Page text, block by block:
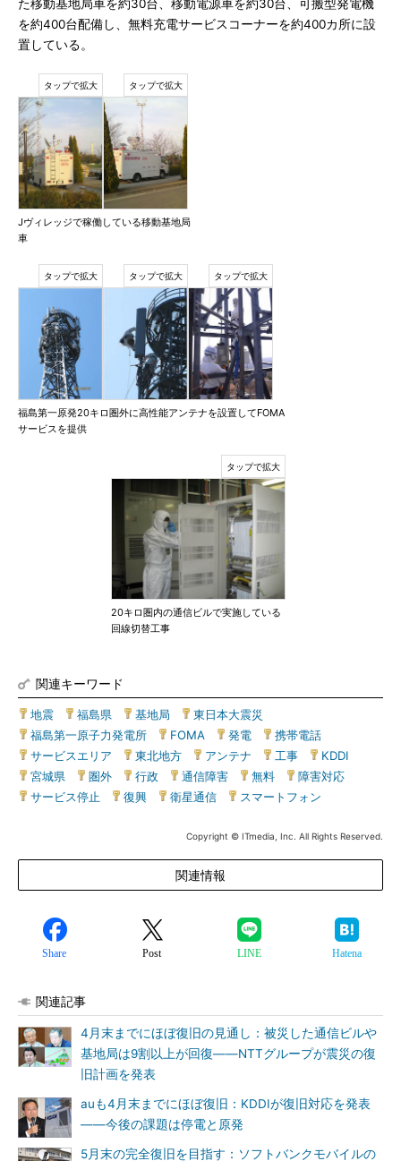
た移動基地局車を約30台、移動電源車を約30台、可搬型発電機
を約400台配備し、無料充電サービスコーナーを約400カ所に設
置している。
Jヴィレッジで稼働している移動基地局
車
福島第一原発20キロ圏外に高性能アンテナを設置してFOMA
サービスを提供
20キロ圏内の通信ビルで実施している
回線切替工事
関連キーワード
地震 福島県 基地局 東日本大震災
福島第一原子力発電所
FOMA 発電 携帯電話
サービスエリア
東北地方 アンテナ 工事 KDDI
宮城県
圏外 行政 通信障害 無料 障害対応
サービス停止
復興 衛星通信 スマートフォン
Copyright © ITmedia, Inc. All Rights Reserved.
関連情報
Share Post LINE Hatena
関連記事
4月末までにほぼ復旧の見通し：被災した通信ビルや
基地局は9割以上が回復――NTTグループが震災の復
旧計画を発表
auも4月末までにほぼ復旧：KDDIが復旧対応を発表
――今後の課題は停電と原発
5月末の完全復旧を目指す：ソフトバンクモバイルの